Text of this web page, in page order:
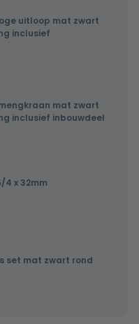
uitloop mat zwart
inclusief
mat zwart
inclusief inbouwdeel
x 32mm
set mat zwart rond